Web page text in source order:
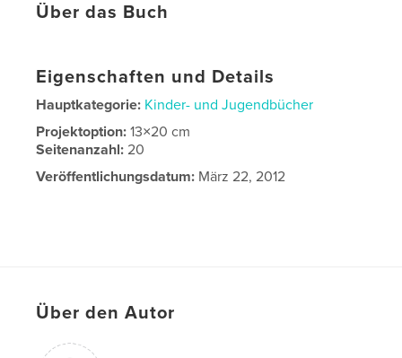
Über das Buch
Eigenschaften und Details
Hauptkategorie: Kinder- und Jugendbücher
Projektoption:13×20 cm
Seitenanzahl:20
Veröffentlichungsdatum: März 22, 2012
Über den Autor